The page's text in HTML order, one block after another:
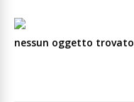
nessun oggetto trovato